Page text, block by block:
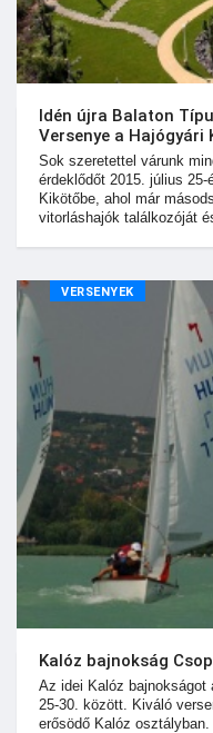
Idén újra Balaton
Versenye a Hajógyári
Sok szeretettel várunk
érdeklődőt 2015. július 25-
Kikötőbe, ahol már
vitorláshajók találkozóját
VERSENYEK
Kalóz bajnokság
Az idei Kalóz bajnokságot
25-30. között. Kiváló
erősödő Kalóz osztályban.